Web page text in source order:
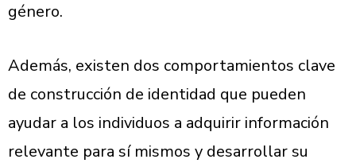
género.
Además, existen dos comportamientos clave
de construcción de identidad que pueden
ayudar a los individuos a adquirir información
relevante para sí mismos y desarrollar su